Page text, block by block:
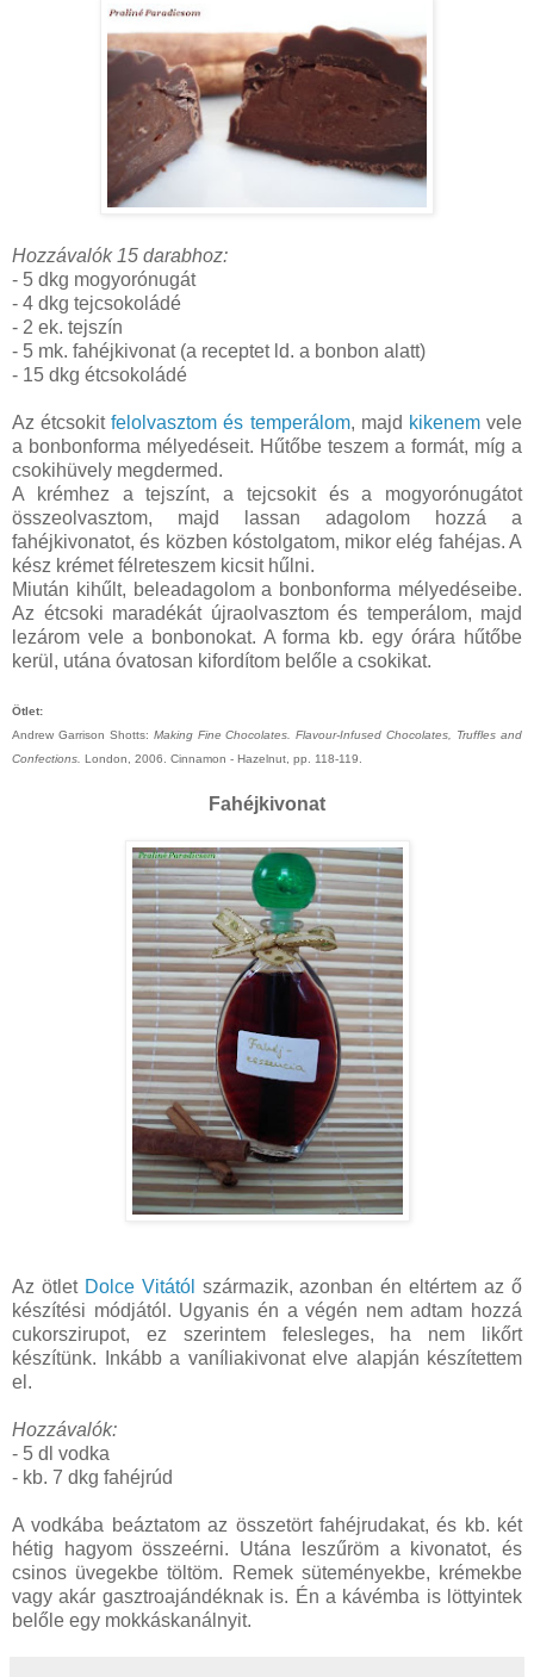
Hozzávalók 15 darabhoz:
- 5 dkg mogyorónugát
- 4 dkg tejcsokoládé
- 2 ek. tejszín
- 5 mk. fahéjkivonat (a receptet ld. a bonbon alatt)
- 15 dkg étcsokoládé
Az étcsokitfelolvasztom és temperálom, majd kikenemvele
a bonbonforma mélyedéseit. Hűtőbe teszem a formát, míg a
csokihüvely megdermed.
A krémhez a tejszínt, a tejcsokit és a mogyorónugátot
összeolvasztom, majd lassan adagolom hozzá a
fahéjkivonatot, és közben kóstolgatom, mikor elég fahéjas. A
kész krémet félreteszem kicsit hűlni.
Miután kihűlt, beleadagolom a bonbonforma mélyedéseibe.
Az étcsoki maradékát újraolvasztom és temperálom, majd
lezárom vele a bonbonokat. A forma kb. egy órára hűtőbe
kerül, utána óvatosan kifordítom belőle a csokikat.
Ötlet:
Andrew Garrison Shotts: Making Fine Chocolates. Flavour-Infused Chocolates, Truffles and
Confections. London, 2006. Cinnamon - Hazelnut, pp. 118-119.
Fahéjkivonat
Az ötlet Dolce Vitától származik, azonban én eltértem az ő
készítési módjától. Ugyanis én a végén nem adtam hozzá
cukorszirupot, ez szerintem felesleges, ha nem likőrt
készítünk. Inkább a vaníliakivonat elve alapján készítettem
el.
Hozzávalók:
- 5 dl vodka
- kb. 7 dkg fahéjrúd
A vodkába beáztatom az összetört fahéjrudakat, és kb. két
hétig hagyom összeérni. Utána leszűröm a kivonatot, és
csinos üvegekbe töltöm. Remek süteményekbe, krémekbe
vagy akár gasztroajándéknak is. Én a kávémba is löttyintek
belőle egy mokkáskanálnyit.